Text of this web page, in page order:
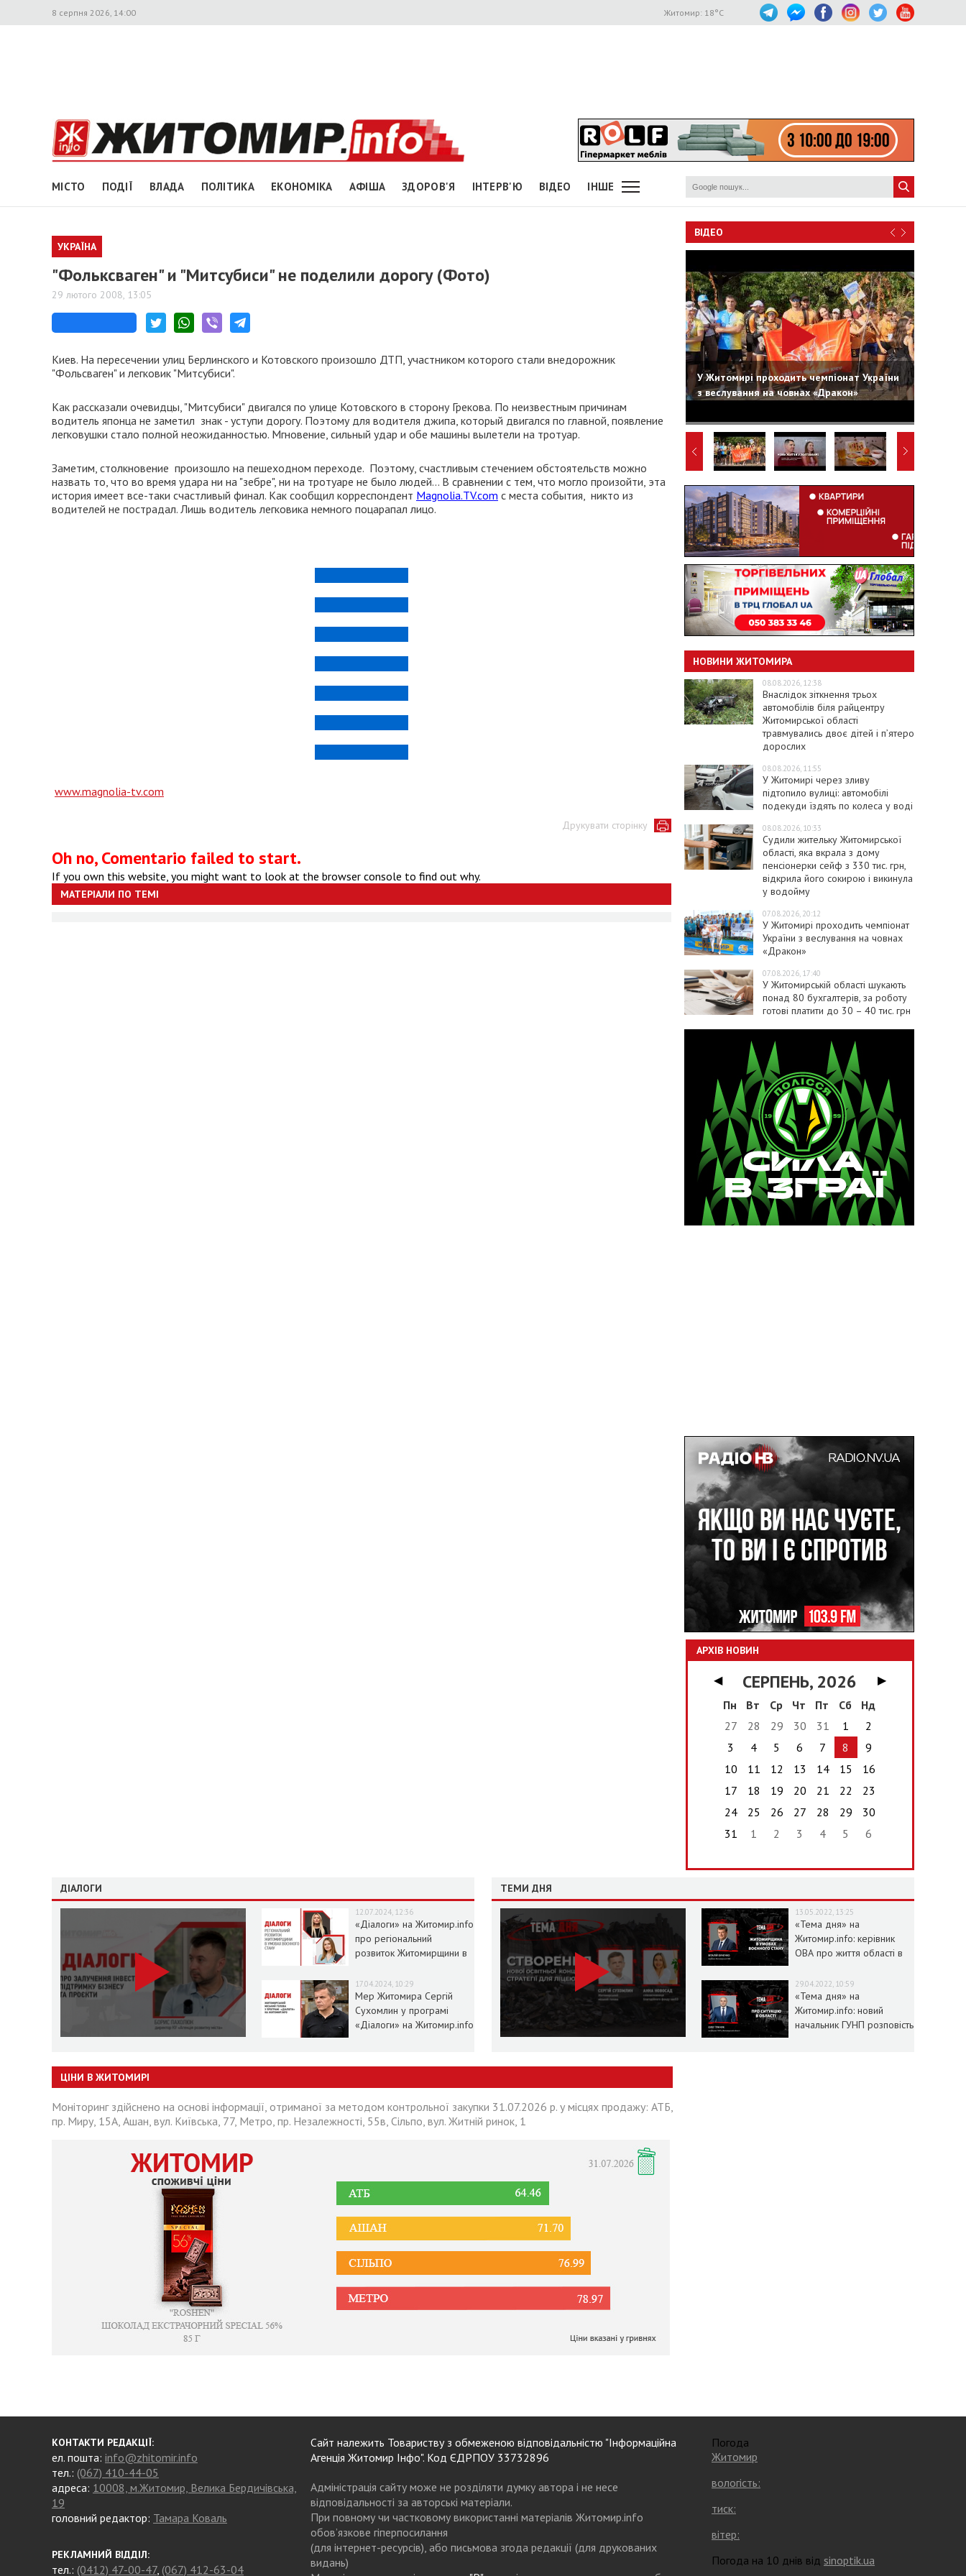
8 серпня 2026, 14:00 Житомир: 18°C
МІСТО ПОДІЇ ВЛАДА ПОЛІТИКА ЕКОНОМІКА АФІША ЗДОРОВ'Я ІНТЕРВ'Ю ВІДЕО ІНШЕ
УКРАЇНА
"Фольксваген" и "Митсубиси" не поделили дорогу (Фото)
29 лютого 2008, 13:05
Киев. На пересечении улиц Берлинского и Котовского произошло ДТП, участником которого стали внедорожник
"Фольсваген" и легковик "Митсубиси".
Как рассказали очевидцы, "Митсубиси" двигался по улице Котовского в сторону Грекова. По неизвестным причинам
водитель японца не заметил знак - уступи дорогу. Поэтому для водителя джипа, который двигался по главной, появление
легковушки стало полной неожиданностью. Мгновение, сильный удар и обе машины вылетели на тротуар.
Заметим, столкновение произошло на пешеходном переходе. Поэтому, счастливым стечением обстоятельств можно
назвать то, что во время удара ни на "зебре", ни на тротуаре не было людей... В сравнении с тем, что могло произойти, эта
история имеет все-таки счастливый финал. Как сообщил корреспондент Magnolia.TV.com с места события, никто из
водителей не пострадал. Лишь водитель легковика немного поцарапал лицо.
www.magnolia-tv.com
Друкувати сторінку
Oh no, Comentario failed to start.
If you own this website, you might want to look at the browser console to find out why.
МАТЕРІАЛИ ПО ТЕМІ
ВІДЕО
У Житомирі проходить чемпіонат України
з веслування на човнах «Дракон»
НОВИНИ ЖИТОМИРА
08.08.2026, 12:38
Внаслідок зіткнення трьох
автомобілів біля райцентру
Житомирської області
травмувались двоє дітей і пʼятеро
дорослих
08.08.2026, 11:55
У Житомирі через зливу
підтопило вулиці: автомобілі
подекуди їздять по колеса у воді
08.08.2026, 10:33
Судили жительку Житомирської
області, яка вкрала з дому
пенсіонерки сейф з 330 тис. грн,
відкрила його сокирою і викинула
у водойму
07.08.2026, 20:12
У Житомирі проходить чемпіонат
України з веслування на човнах
«Дракон»
07.08.2026, 17:40
У Житомирській області шукають
понад 80 бухгалтерів, за роботу
готові платити до 30 – 40 тис. грн
АРХІВ НОВИН
◀ СЕРПЕНЬ, 2026
▶
Пн
Вт Ср Чт Пт Сб
Нд
27
28 29 30 31 1
2
3
4 5 6 7 8
9
10
11 12 13 14 15
16
17
18 19 20 21 22
23
24
25 26 27 28 29
30
31
1 2 3 4 5 6
ДІАЛОГИ
12.07.2024, 12:36
«Діалоги» на Житомир.info
про регіональний
розвиток Житомирщини в
17.04.2024, 10:29
Мер Житомира Сергій
Сухомлин у програмі
«Діалоги» на Житомир.info
ТЕМИ ДНЯ
13.05.2022, 13:25
«Тема дня» на
Житомир.info: керівник
ОВА про життя області в
29.04.2022, 10:59
«Тема дня» на
Житомир.info: новий
начальник ГУНП розповість
ЦІНИ В ЖИТОМИРІ
Моніторинг здійснено на основі інформації, отриманої за методом контрольної закупки 31.07.2026 р. у місцях продажу: АТБ,
пр. Миру, 15А, Ашан, вул. Київська, 77, Метро, пр. Незалежності, 55в, Сільпо, вул. Житній ринок, 1
КОНТАКТИ РЕДАКЦІЇ:
ел. пошта: info@zhitomir.info
тел.: (067) 410-44-05
адреса: 10008, м.Житомир, Велика Бердичівська,
19
головний редактор: Тамара Коваль
РЕКЛАМНИЙ ВІДДІЛ:
тел.: (0412) 47-00-47, (067) 412-63-04
Сайт належить Товариству з обмеженою відповідальністю "Інформаційна
Агенція Житомир Інфо". Код ЄДРПОУ 33732896
Адміністрація сайту може не розділяти думку автора і не несе
відповідальності за авторські матеріали.
При повному чи частковому використанні матеріалів Житомир.info
обов’язкове гіперпосилання
(для інтернет-ресурсів), або письмова згода редакції (для друкованих
видань)
Погода
Житомир
вологість:
тиск:
вітер:
Погода на 10 днів від sinoptik.ua